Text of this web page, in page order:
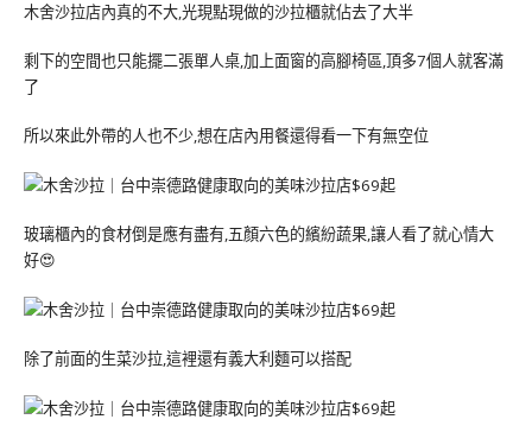
木舍沙拉店內真的不大,光現點現做的沙拉櫃就佔去了大半
剩下的空間也只能擺二張單人桌,加上面窗的高腳椅區,頂多7個人就客滿
了
所以來此外帶的人也不少,想在店內用餐還得看一下有無空位
玻璃櫃內的食材倒是應有盡有,五顏六色的繽紛蔬果,讓人看了就心情大
好😍
除了前面的生菜沙拉,這裡還有義大利麵可以搭配